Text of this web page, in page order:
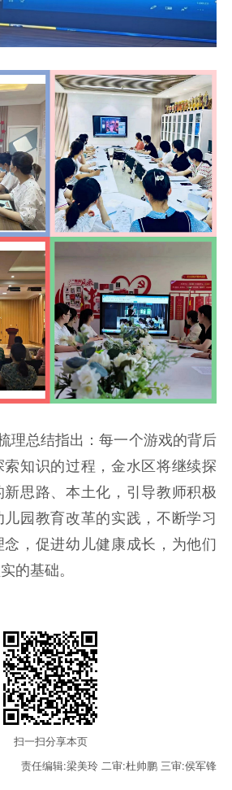
理总结指出：每一个游戏的背后
知识的过程，金水区将继续探
思路、本土化，引导教师积极
园教育改革的实践，不断学习
，促进幼儿健康成长，为他们
的基础。
扫一扫分享本页
责任编辑:梁美玲 二审:杜帅鹏 三审:侯军锋